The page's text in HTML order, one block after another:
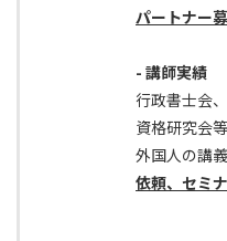
パートナー
- 講師実績
行政書士会
資格研究会
外国人の講
依頼、セミ